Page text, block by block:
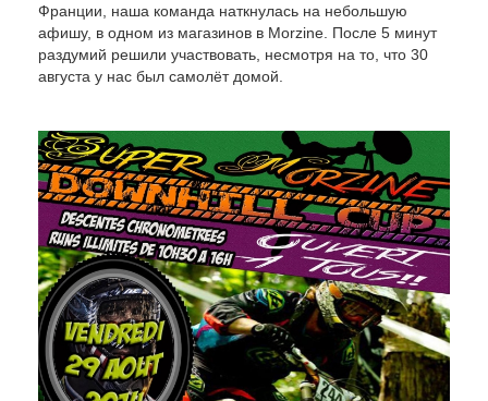
Франции, наша команда наткнулась на небольшую
афишу, в одном из магазинов в Morzine. После 5 минут
раздумий решили участвовать, несмотря на то, что 30
августа у нас был самолёт домой.